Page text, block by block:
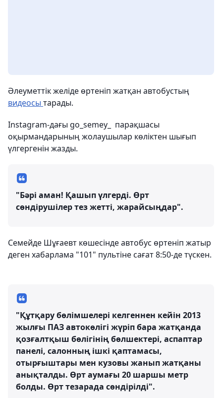
Әлеуметтік желіде өртеніп жатқан автобустың
видеосы тарады.
Instagram-дағы go_semey_ парақшасы
оқырмандарының жолаушылар көліктен шығып
үлгергенін жазды.
"Бәрі аман! Қашып үлгерді. Өрт
сөндірушілер тез жетті, жарайсыңдар".
Семейде Шұғаевт көшесінде автобус өртеніп жатыр
деген хабарлама "101" пультіне сағат 8:50-де түскен.
"Құтқару бөлімшелері келгеннен кейін 2013
жылғы ПАЗ автокөлігі жүріп бара жатқанда
қозғалтқыш бөлігінің бөлшектері, аспаптар
панелі, салонның ішкі қаптамасы,
отырғыштары мен кузовы жанып жатқаны
анықталды. Өрт аумағы 20 шаршы метр
болды. Өрт тезарада сөндірілді".